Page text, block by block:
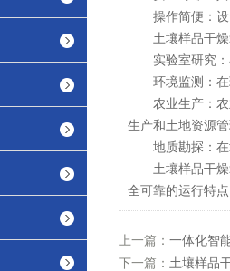
操作简便：设
土壤样品干燥
实验室研究：
环境监测：在
农业生产：农
生产和土地资源
地质勘探：在
土壤样品干燥
全可靠的运行特
上一篇： 一体化智
下一篇： 土壤样品